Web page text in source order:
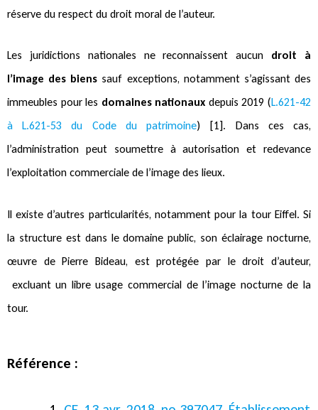
réserve du respect du droit moral de l’auteur.
Les juridictions nationales ne reconnaissent aucun droit à
l’image des biens sauf exceptions, notamment s’agissant des
immeubles pour les domaines nationaux depuis 2019 (L.621-42
à L.621-53 du Code du patrimoine) [1]. Dans ces cas,
l’administration peut soumettre à autorisation et redevance
l’exploitation commerciale de l’image des lieux.
Il existe d’autres particularités, notamment pour la tour Eiffel. Si
la structure est dans le domaine public, son éclairage nocturne,
œuvre de Pierre Bideau, est protégée par le droit d’auteur,
excluant un libre usage commercial de l’image nocturne de la
tour.
Référence :